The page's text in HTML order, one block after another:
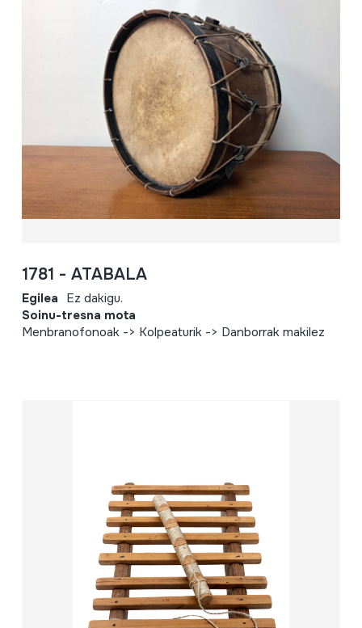
1781 - ATABALA
Egilea Ez dakigu.
Soinu-tresna mota
Menbranofonoak -> Kolpeaturik -> Danborrak makilez